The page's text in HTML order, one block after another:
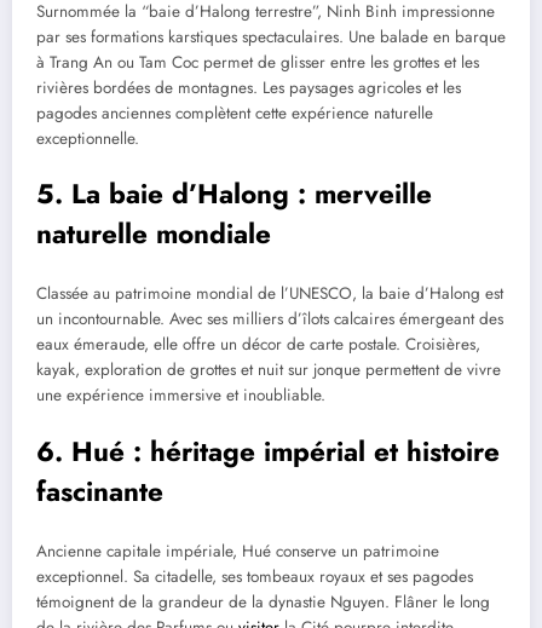
Surnommée la “baie d’Halong terrestre”, Ninh Binh impressionne
par ses formations karstiques spectaculaires. Une balade en barque
à Trang An ou Tam Coc permet de glisser entre les grottes et les
rivières bordées de montagnes. Les paysages agricoles et les
pagodes anciennes complètent cette expérience naturelle
exceptionnelle.
5. La baie d’Halong : merveille
naturelle mondiale
Classée au patrimoine mondial de l’UNESCO, la baie d’Halong est
un incontournable. Avec ses milliers d’îlots calcaires émergeant des
eaux émeraude, elle offre un décor de carte postale. Croisières,
kayak, exploration de grottes et nuit sur jonque permettent de vivre
une expérience immersive et inoubliable.
6. Hué : héritage impérial et histoire
fascinante
Ancienne capitale impériale, Hué conserve un patrimoine
exceptionnel. Sa citadelle, ses tombeaux royaux et ses pagodes
témoignent de la grandeur de la dynastie Nguyen. Flâner le long